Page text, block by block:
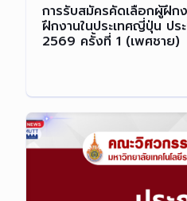
การรับสมัครคัดเลือกผู้ฝึก
ฝึกงานในประเทศญี่ปุ่น ป
2569 ครั้งที่ 1 (เพศชาย)